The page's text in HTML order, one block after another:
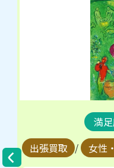
出張買取 / 女性